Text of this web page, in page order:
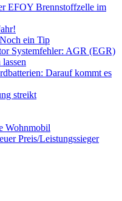
EFOY Brennstoffzelle im
ein Tip
Systemfehler: AGR (EGR)
Darauf kommt es
streikt
Wohnmobil
Preis/Leistungssieger